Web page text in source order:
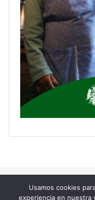
Copyright
Usamos cookies
experiencia en nuestra